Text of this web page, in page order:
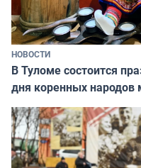
НОВОСТИ
В Туломе состоится
дня коренных народов